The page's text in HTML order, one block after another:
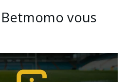
Betmomo vous